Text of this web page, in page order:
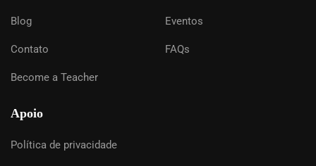
Blog
Contato
Become a Teacher
Eventos
FAQs
Apoio
Política de privacidade